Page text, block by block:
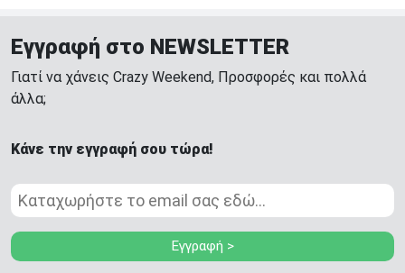
Εγγραφή στο NEWSLETTER
Γιατί να χάνεις Crazy Weekend, Προσφορές και πολλά
άλλα;
Κάνε την εγγραφή σου τώρα!
Εγγραφή >